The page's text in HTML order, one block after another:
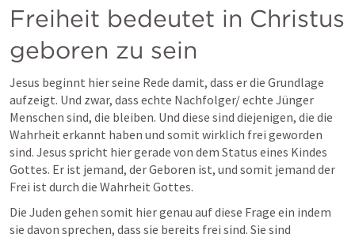
Freiheit bedeutet in Christus
geboren zu sein
Jesus beginnt hier seine Rede damit, dass er die Grundlage
aufzeigt. Und zwar, dass echte Nachfolger/ echte Jünger
Menschen sind, die bleiben. Und diese sind diejenigen, die die
Wahrheit erkannt haben und somit wirklich frei geworden
sind. Jesus spricht hier gerade von dem Status eines Kindes
Gottes. Er ist jemand, der Geboren ist, und somit jemand der
Frei ist durch die Wahrheit Gottes.
Die Juden gehen somit hier genau auf diese Frage ein indem
sie davon sprechen, dass sie bereits frei sind. Sie sind